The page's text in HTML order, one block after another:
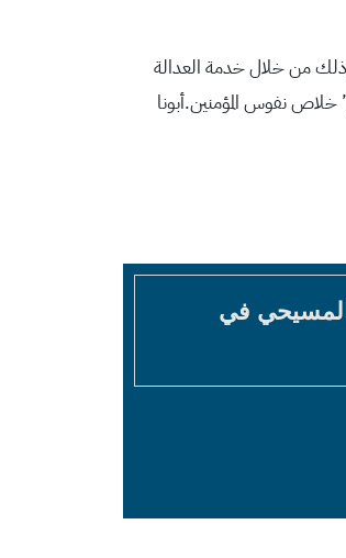
من خلال خدمة العدالة
خلاص نفوس المؤمنين.أبونا
في